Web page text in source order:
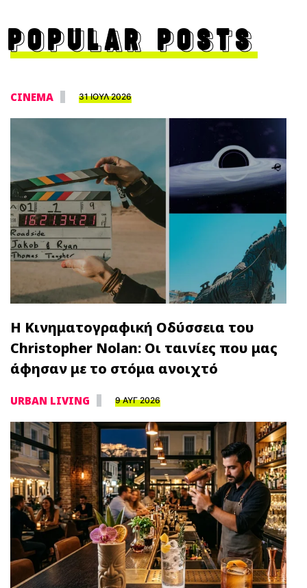
POPULAR POSTS
CINEMA 31 ΙΟΥΛ 2026
Η Κινηματογραφική Οδύσσεια του
Christopher Nolan: Οι ταινίες που μας
άφησαν με το στόμα ανοιχτό
URBAN LIVING 9 ΑΥΓ 2026